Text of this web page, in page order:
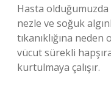
Hasta olduğumuzda
nezle ve soğuk
tıkanıklığına
vücut sürekli
kurtulmaya çalışır.